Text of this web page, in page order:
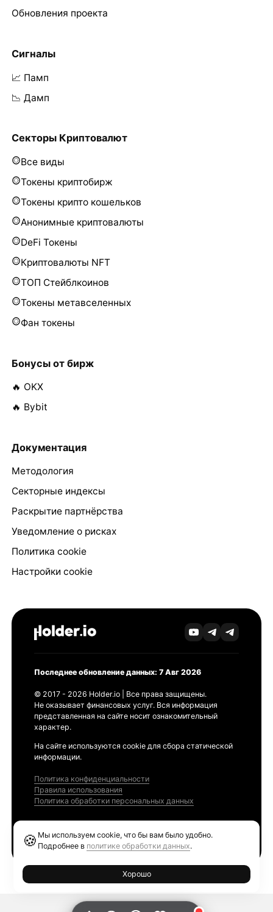
Обновления проекта
Сигналы
📈 Памп
📉 Дамп
Секторы Криптовалют
Все виды
Токены криптобирж
Токены крипто кошельков
Анонимные криптовалюты
DeFi Токены
Криптовалюты NFT
ТОП Стейблкоинов
Токены метавселенных
Фан токены
Бонусы от бирж
🔥 OKX
🔥 Bybit
Документация
Методология
Секторные индексы
Раскрытие партнёрства
Уведомление о рисках
Политика cookie
Настройки cookie
Последнее обновление данных: 7 Авг 2026
© 2017 - 2026 Holder.io | Все права защищены.
Не оказывает финансовых услуг. Вся информация
представленная на сайте носит ознакомительный
характер.
На сайте используются cookie для сбора статической
информации.
Политика конфиденциальности
Правила использования
Политика обработки персональных данных
🍪 Мы используем cookie, что бы вам было удобно.
Подробнее в политике обработки данных.
Хорошо
Ethereum GAS Tracker